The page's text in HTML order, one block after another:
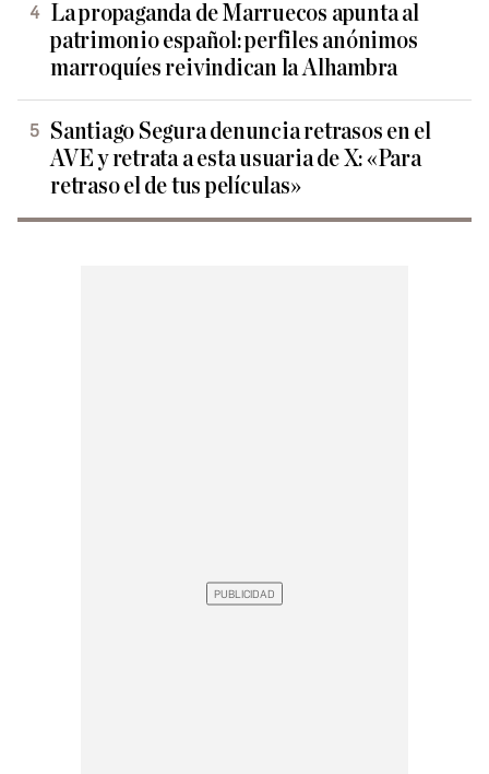
La propaganda de Marruecos apunta al
patrimonio español: perfiles anónimos
marroquíes reivindican la Alhambra
Santiago Segura denuncia retrasos en el
AVE y retrata a esta usuaria de X: «Para
retraso el de tus películas»